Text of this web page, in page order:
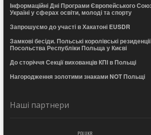
Інформаційні Дні Програми Європейського
Україні у сферах освіти, молоді та спорту
Запрошуємо до участі в Хакатоні EUSDR
Замкові бесіди. Польські королівські
Посольства Республіки Польща у Києві
До сторіччя Секції вихованців КПІ в Польщі
Нагородження золотими знаками NOT Польщі
Наші партнери